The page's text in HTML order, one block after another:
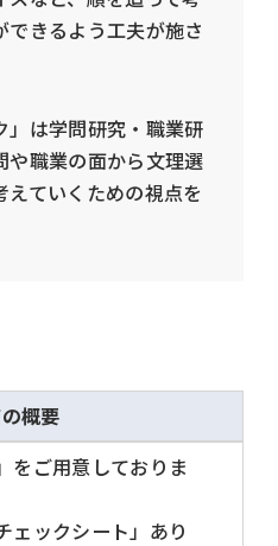
できるよう工夫が施さ
」は学問研究・職業研
や職業の面から文理選
ていくための視点を
概要
」をご用意しておりま
ックシート」あり